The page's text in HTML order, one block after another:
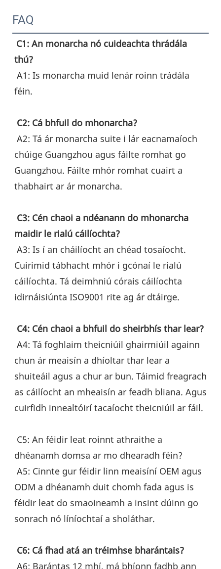
FAQ
C1: An monarcha nó cuideachta thrádála
thú?
féin.
C2: Cá bhfuil do mhonarcha?
chúige Guangzhou agus fáilte romhat go
Guangzhou. Fáilte mhór romhat cuairt a
thabhairt ar ár monarcha.
C3: Cén chaoi a ndéanann do mhonarcha
maidir le rialú cáilíochta?
Cuirimid tábhacht mhór i gcónaí le rialú
cáilíochta. Tá deimhniú córais cáilíochta
idirnáisiúnta ISO9001 rite ag ár dtáirge.
C4: Cén chaoi a bhfuil do sheirbhís thar lear?
chun ár meaisín a dhíoltar thar lear a
shuiteáil agus a chur ar bun. Táimid freagrach
as cáilíocht an mheaisín ar feadh bliana. Agus
cuirfidh innealtóirí tacaíocht theicniúil ar fáil.
dhéanamh domsa ar mo dhearadh féin?
ODM a dhéanamh duit chomh fada agus is
féidir leat do smaoineamh a insint dúinn go
sonrach nó líníochtaí a sholáthar.
C6: Cá fhad atá an tréimhse bharántais?